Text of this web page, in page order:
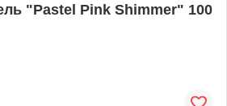
"Pastel Pink Shimmer" 100